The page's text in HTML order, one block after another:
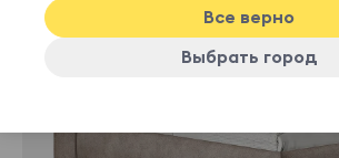
Все верно
Выбрать город